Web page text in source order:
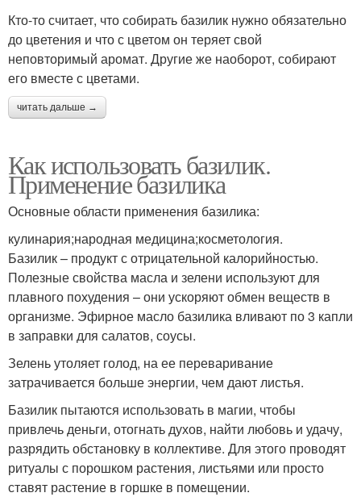
Кто-то считает, что собирать базилик нужно обязательно
до цветения и что с цветом он теряет свой
неповторимый аромат. Другие же наоборот, собирают
его вместе с цветами.
читать дальше →
Как использовать базилик.
Применение базилика
Основные области применения базилика:
кулинария;народная медицина;косметология.
Базилик – продукт с отрицательной калорийностью.
Полезные свойства масла и зелени используют для
плавного похудения – они ускоряют обмен веществ в
организме. Эфирное масло базилика вливают по 3 капли
в заправки для салатов, соусы.
Зелень утоляет голод, на ее переваривание
затрачивается больше энергии, чем дают листья.
Базилик пытаются использовать в магии, чтобы
привлечь деньги, отогнать духов, найти любовь и удачу,
разрядить обстановку в коллективе. Для этого проводят
ритуалы с порошком растения, листьями или просто
ставят растение в горшке в помещении.